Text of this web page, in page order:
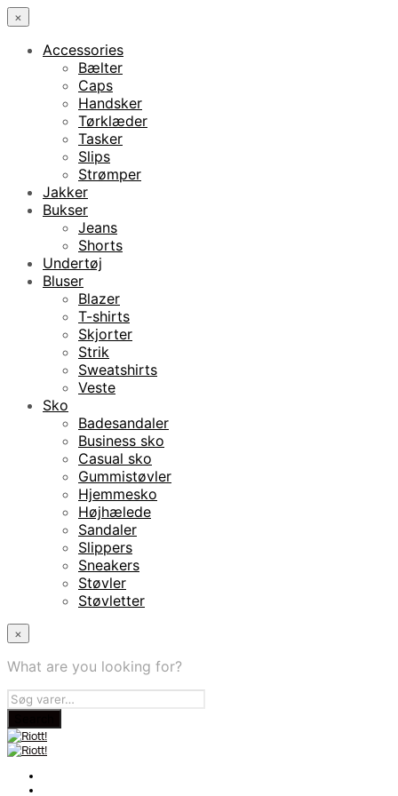
×
Accessories
Bælter
Caps
Handsker
Tørklæder
Tasker
Slips
Strømper
Jakker
Bukser
Jeans
Shorts
Undertøj
Bluser
Blazer
T-shirts
Skjorter
Strik
Sweatshirts
Veste
Sko
Badesandaler
Business sko
Casual sko
Gummistøvler
Hjemmesko
Højhælede
Sandaler
Slippers
Sneakers
Støvler
Støvletter
×
What are you looking for?